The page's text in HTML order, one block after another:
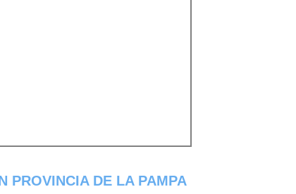
PROVINCIA DE LA PAMPA